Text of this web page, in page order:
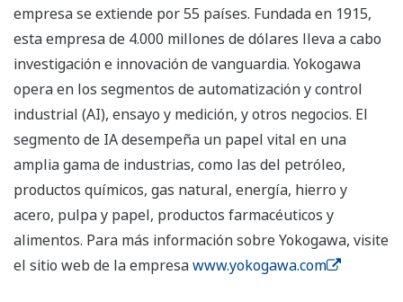
empresa se extiende por 55 países. Fundada en 1915,
esta empresa de 4.000 millones de dólares lleva a cabo
investigación e innovación de vanguardia. Yokogawa
opera en los segmentos de automatización y control
industrial (AI), ensayo y medición, y otros negocios. El
segmento de IA desempeña un papel vital en una
amplia gama de industrias, como las del petróleo,
productos químicos, gas natural, energía, hierro y
acero, pulpa y papel, productos farmacéuticos y
alimentos. Para más información sobre Yokogawa, visite
el sitio web de la empresawww.yokogawa.com